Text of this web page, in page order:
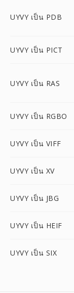
UYVY เป็น PDB
UYVY เป็น PICT
UYVY เป็น RAS
UYVY เป็น RGBO
UYVY เป็น VIFF
UYVY เป็น XV
UYVY เป็น JBG
UYVY เป็น HEIF
UYVY เป็น SIX